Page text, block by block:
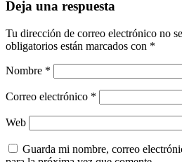
Deja una respuesta
Tu dirección de correo electrónico no
obligatorios están marcados con *
Nombre *
Correo electrónico *
Web
Guarda mi nombre, correo